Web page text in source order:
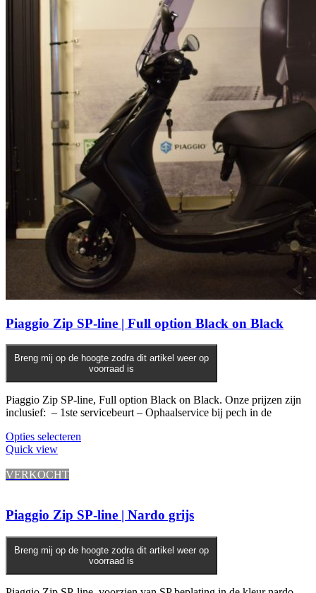
Piaggio Zip SP-line | Full option Black on Black
Breng mij op de hoogte zodra dit artikel weer op
voorraad is
Piaggio Zip SP-line, Full option Black on Black. Onze prijzen zijn
inclusief: – 1ste servicebeurt – Ophaalservice bij pech in de
Opties selecteren
Quick view
VERKOCHT
Piaggio Zip SP-line | Nardo grijs
Breng mij op de hoogte zodra dit artikel weer op
voorraad is